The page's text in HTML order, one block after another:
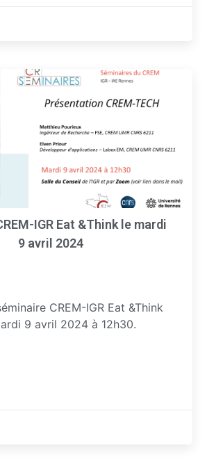
IGR Eat &Think le mardi
9 avril 2024
CREM-IGR Eat &Think
9 avril 2024 à 12h30.